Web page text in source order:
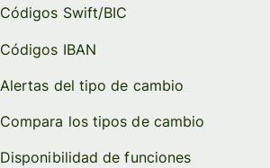
Códigos Swift/BIC
Códigos IBAN
Alertas del tipo de cambio
Compara los tipos de cambio
Disponibilidad de funciones